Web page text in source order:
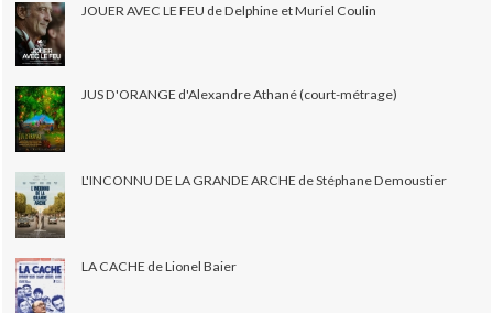
JOUER AVEC LE FEU de Delphine et Muriel Coulin
JUS D'ORANGE d'Alexandre Athané (court-métrage)
L'INCONNU DE LA GRANDE ARCHE de Stéphane Demoustier
LA CACHE de Lionel Baier